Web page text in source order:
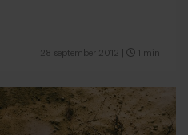
28 september 2012 1 min